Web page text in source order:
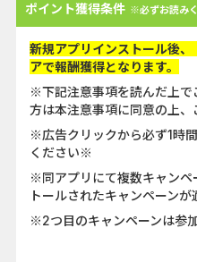
ポイント獲得条件 ※必ずお読み
新規アプリインストール後
アで報酬獲得となります。
※下記注意事項を読んだ上で
方は本注意事項に同意の上
※広告クリックから必ず1時
ください※
※同アプリにて複数キャンペ
トールされたキャンペーン
※2つ目のキャンペーンは参